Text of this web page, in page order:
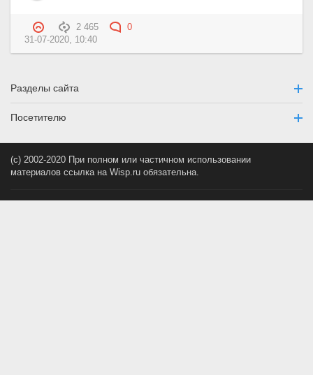
2 465
0
31-07-2020, 10:40
Разделы сайта
Посетителю
(c) 2002-2020 При полном или частичном использовании
материалов ссылка на Wisp.ru обязательна.